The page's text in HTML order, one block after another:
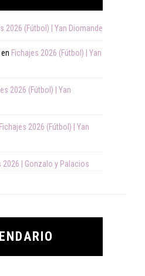
2026 (Fútbol) | Yan Diomande
en Fichajes 2026 (Fútbol) | Yan
2026 (Fútbol) | Yan
Fichajes 2026 (Fútbol) | Yan
2026 | Gonzalo y Palacios